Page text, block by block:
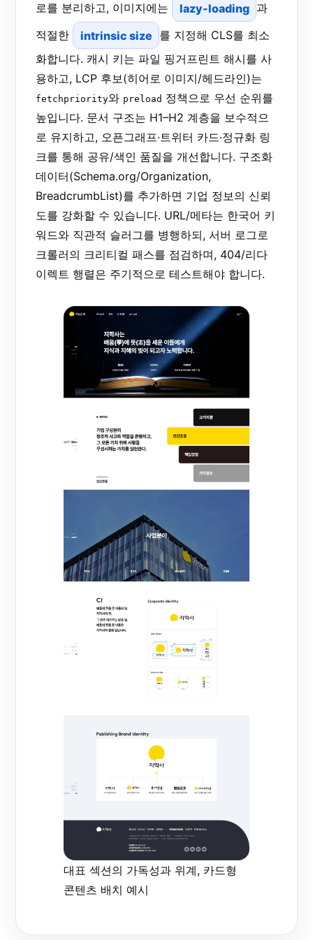
로를 분리하고, 이미지에는
lazy-loading 과
적절한
intrinsic size 를 지정해 CLS를 최소
화합니다. 캐시 키는 파일 핑거프린트 해시를 사
용하고, LCP 후보(히어로 이미지/헤드라인)는
fetchpriority와 preload 정책으로 우선 순위를
높입니다. 문서 구조는 H1–H2 계층을 보수적으
로 유지하고, 오픈그래프·트위터 카드·정규화 링
크를 통해 공유/색인 품질을 개선합니다. 구조화
데이터(Schema.org/Organization,
BreadcrumbList)를 추가하면 기업 정보의 신뢰
도를 강화할 수 있습니다. URL/메타는 한국어 키
워드와 직관적 슬러그를 병행하되, 서버 로그로
크롤러의 크리티컬 패스를 점검하며, 404/리다
이렉트 행렬은 주기적으로 테스트해야 합니다.
대표 섹션의 가독성과 위계, 카드형
콘텐츠 배치 예시